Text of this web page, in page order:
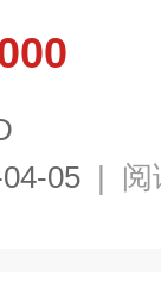
05 | 阅